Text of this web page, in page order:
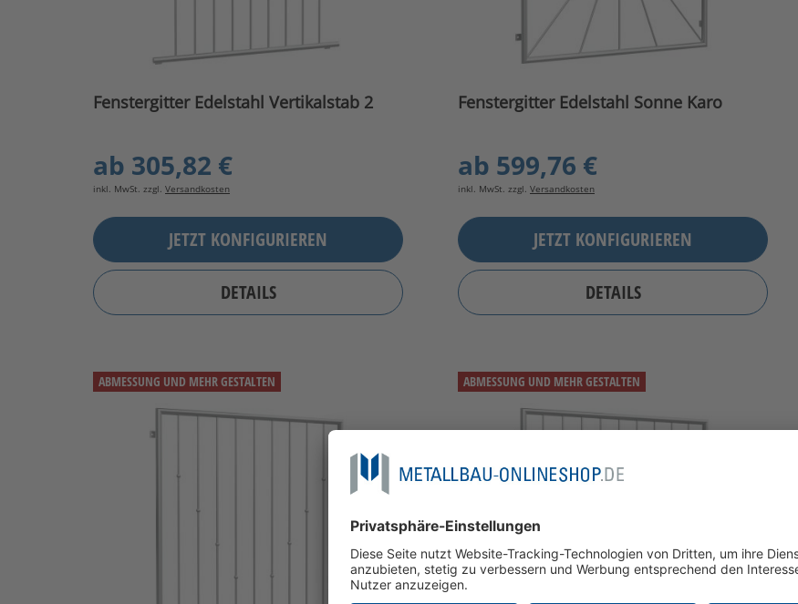
Fenstergitter Edelstahl Vertikalstab 2
ab 305,82 €
inkl. MwSt. zzgl. Versandkosten
JETZT KONFIGURIEREN
DETAILS
Fenstergitter Edelstahl Sonne Karo
ab 599,76 €
inkl. MwSt. zzgl. Versandkosten
JETZT KONFIGURIEREN
DETAILS
ABMESSUNG UND MEHR GESTALTEN ABMESSUNG UND MEHR GESTALTEN